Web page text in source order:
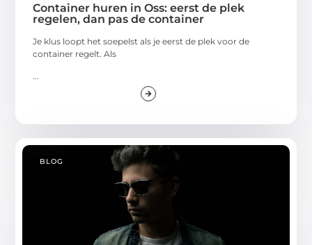
Container huren in Oss: eerst de plek
regelen, dan pas de container
Je klus loopt het soepelst als je eerst de plek voor de
container regelt. Als
...
BLOG